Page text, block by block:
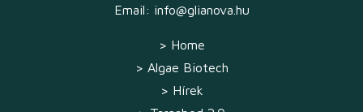
Email: info@glianova.hu
> Home
> Algae Biotech
> Hírek